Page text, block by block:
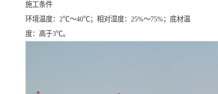
施工条件
环境温度：2℃～40℃；相对湿度：25%～75%；底材温
度：高于3℃。